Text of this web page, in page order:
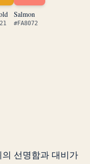
Salmon
#FA8072
선명함과 대비가